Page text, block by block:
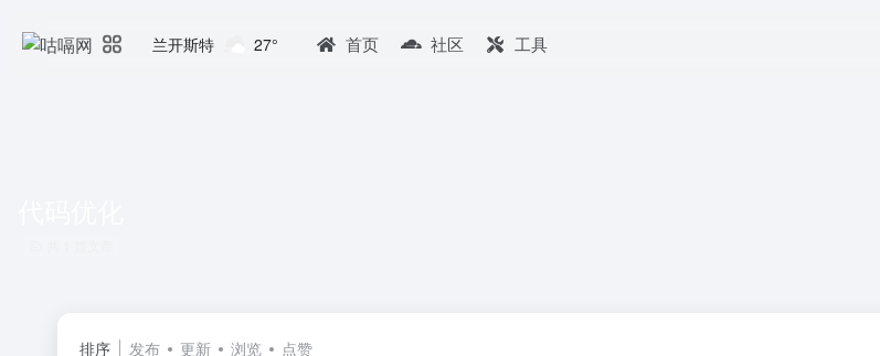
兰开斯特 27° 首页 社区 工具
排序 发布 更新 浏览 点赞